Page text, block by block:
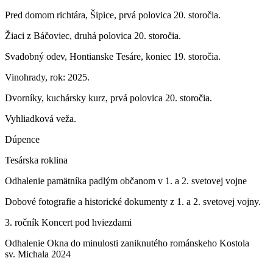
Pred domom richtára, Šipice, prvá polovica 20. storočia.
Žiaci z Báčoviec, druhá polovica 20. storočia.
Svadobný odev, Hontianske Tesáre, koniec 19. storočia.
Vinohrady, rok: 2025.
Dvorníky, kuchársky kurz, prvá polovica 20. storočia.
Vyhliadková veža.
Dúpence
Tesárska roklina
Odhalenie pamätníka padlým občanom v 1. a 2. svetovej vojne
Dobové fotografie a historické dokumenty z 1. a 2. svetovej vojny.
3. ročník Koncert pod hviezdami
Odhalenie Okna do minulosti zaniknutého románskeho Kostola
sv. Michala 2024